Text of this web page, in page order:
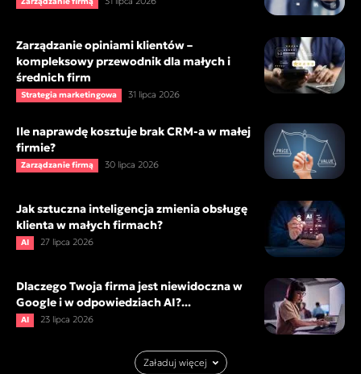
Zarządzanie opiniami klientów –
kompleksowy przewodnik dla małych i
średnich firm
Strategia marketingowa 31 lipca 2026
Ile naprawdę kosztuje brak CRM-a w małej
firmie?
Zarządzanie firmą 30 lipca 2026
Jak sztuczna inteligencja zmienia obsługę
klienta w małych firmach?
AI 27 lipca 2026
Dlaczego Twoja firma jest niewidoczna w
Google i w odpowiedziach AI?...
AI 23 lipca 2026
Załaduj więcej